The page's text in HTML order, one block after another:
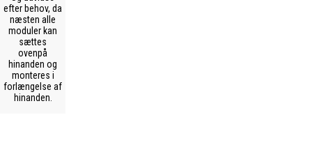
efter behov, da
næsten alle
moduler kan
sættes
ovenpå
hinanden og
monteres i
forlængelse af
hinanden.